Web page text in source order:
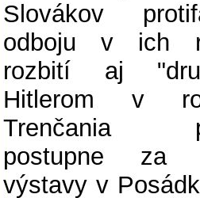
Slovákov
odboju v ich
rozbití aj
Hitlerom v
Trenčania
postupne za
výstavy v